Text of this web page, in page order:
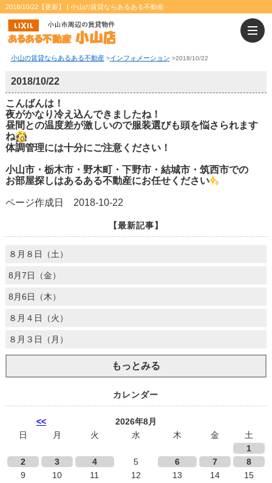
2018/10/22【更新】 | 小山の賃貸ならあるある不動産
小山の賃貸ならあるある不動産>インフォメーション >2018/10/22
2018/10/22
こんばんは！
夜がかなり冷え込んできましたね！
昼間との温度差が激しいので服装選びも頭を悩さられます
ね
体調管理には十分にご注意ください！
小山市・栃木市・野木町・下野市・結城市・筑西市での
お部屋探しはあるある不動産にお任せください
ページ作成日 2018-10-22
【最新記事】
８月８日（土）
8月7日（金）
8月6日（木）
８月４日（火）
８月３日（月）
もっとみる
カレンダー
<<
2026年8月
日
月 火 水 木 金
土
1
2
3 4 5 6 7
8
9
10 11 12 13 14
15